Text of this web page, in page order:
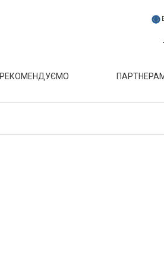
РЕКОМЕНДУЄМО